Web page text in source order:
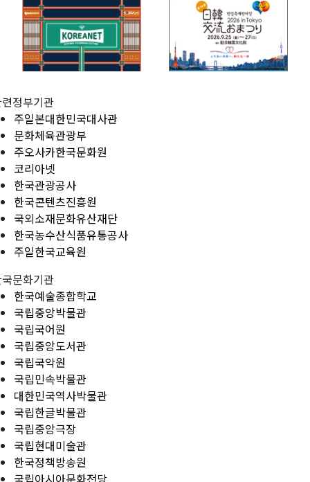
정부기관
주일본대한민국대사관
문화체육관광부
주오사카한국문화원
코리아넷
한국관광공사
한국콘텐츠진흥원
국외소재문화유산재단
한국농수산식품유통공사
주일한국교육원
문화기관
한국예술종합학교
국립중앙박물관
국립국어원
국립중앙도서관
국립국악원
국립민속박물관
대한민국역사박물관
국립한글박물관
국립중앙극장
국립현대미술관
한국정책방송원
국립아시아문화전당